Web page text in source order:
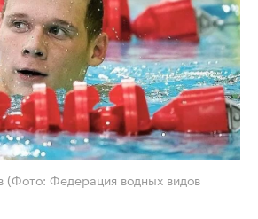
(Фото: Федерация водных видов